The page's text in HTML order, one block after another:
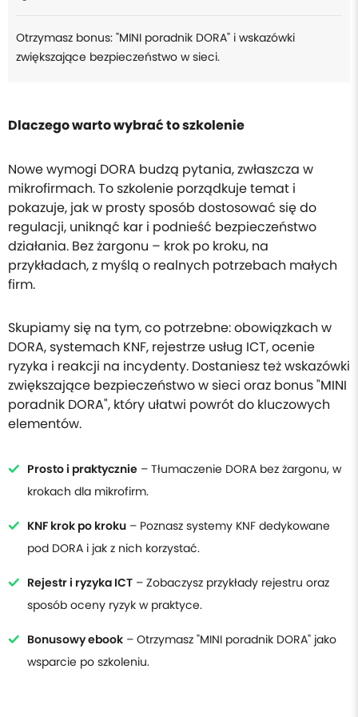
Otrzymasz bonus: "MINI poradnik DORA" i wskazówki
zwiększające bezpieczeństwo w sieci.
Dlaczego warto wybrać to szkolenie
Nowe wymogi DORA budzą pytania, zwłaszcza w
mikrofirmach. To szkolenie porządkuje temat i
pokazuje, jak w prosty sposób dostosować się do
regulacji, uniknąć kar i podnieść bezpieczeństwo
działania. Bez żargonu – krok po kroku, na
przykładach, z myślą o realnych potrzebach małych
firm.
Skupiamy się na tym, co potrzebne: obowiązkach w
DORA, systemach KNF, rejestrze usług ICT, ocenie
ryzyka i reakcji na incydenty. Dostaniesz też wskazówki
zwiększające bezpieczeństwo w sieci oraz bonus "MINI
poradnik DORA", który ułatwi powrót do kluczowych
elementów.
Prosto i praktycznie – Tłumaczenie DORA bez żargonu, w
krokach dla mikrofirm.
KNF krok po kroku – Poznasz systemy KNF dedykowane
pod DORA i jak z nich korzystać.
Rejestr i ryzyka ICT – Zobaczysz przykłady rejestru oraz
sposób oceny ryzyk w praktyce.
Bonusowy ebook – Otrzymasz "MINI poradnik DORA" jako
wsparcie po szkoleniu.